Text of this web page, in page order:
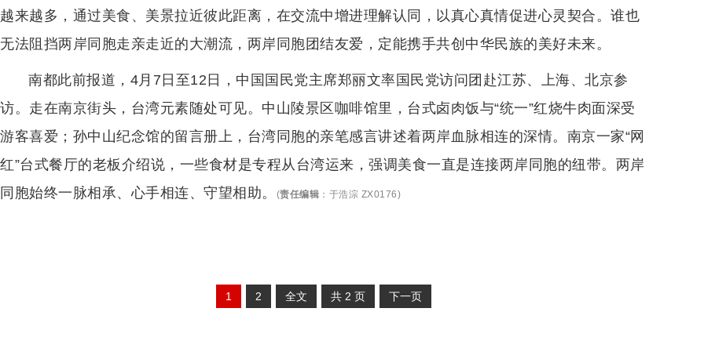
越来越多，通过美食、美景拉近彼此距离，在交流中增进理解认同，以真心真情促进心灵契合。谁也
无法阻挡两岸同胞走亲走近的大潮流，两岸同胞团结友爱，定能携手共创中华民族的美好未来。
南都此前报道，4月7日至12日，中国国民党主席郑丽文率国民党访问团赴江苏、上海、北京参
访。走在南京街头，台湾元素随处可见。中山陵景区咖啡馆里，台式卤肉饭与“统一”红烧牛肉面深受
游客喜爱；孙中山纪念馆的留言册上，台湾同胞的亲笔感言讲述着两岸血脉相连的深情。南京一家“网
红”台式餐厅的老板介绍说，一些食材是专程从台湾运来，强调美食一直是连接两岸同胞的纽带。两岸
同胞始终一脉相承、心手相连、守望相助。
(责任编辑 ： 于浩淙 ZX0176)
1 2 全文 共 2 页 下一页